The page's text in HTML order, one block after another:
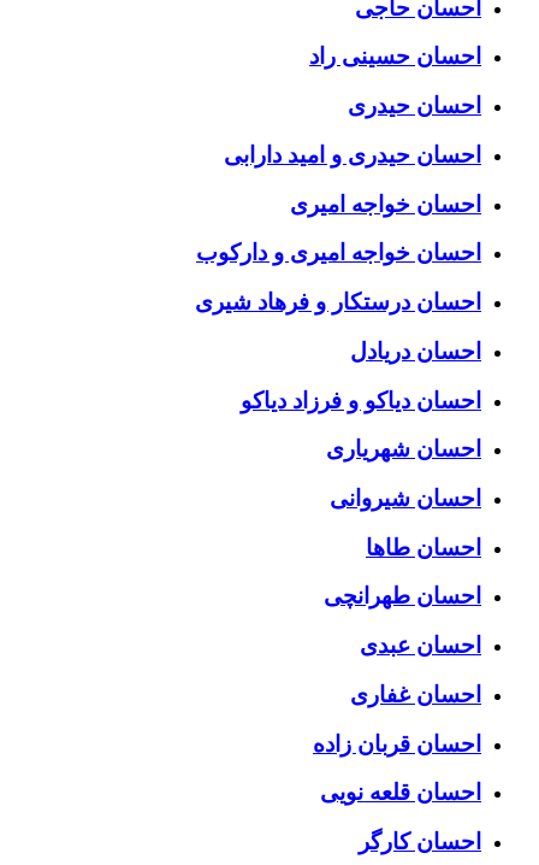
احسان حاجی
احسان حسینی راد
احسان حیدری
احسان حیدری و امید دارابی
احسان خواجه امیری
احسان خواجه امیری و دارکوب
احسان درستكار و فرهاد شيرى
احسان دریادل
احسان دیاکو و فرزاد دیاکو
احسان شهریاری
احسان شیروانی
احسان طاها
احسان طهرانچی
احسان عبدی
احسان غفاری
احسان قربان زاده
احسان قلعه نویی
احسان کارگر